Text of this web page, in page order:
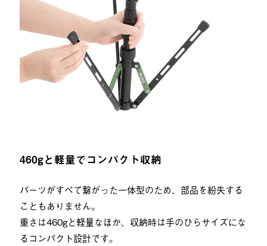
460gと軽量でコンパクト収納
パーツがすべて繋がった一体型のため、部品を紛失する
こともありません。
重さは460gと軽量なほか、収納時は手のひらサイズにな
るコンパクト設計です。